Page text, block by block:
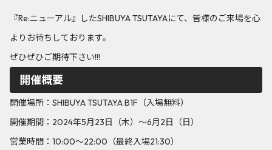
『Re:ニューアル』したSHIBUYA TSUTAYAにて、皆様のご来場を心
よりお待ちしております。
ぜひぜひご期待下さい!!!
開催概要
開催場所：SHIBUYA TSUTAYA B1F（入場無料）
開催期間：2024年5月23日（木）～6月2日（日）
営業時間：10:00〜22:00（最終入場21:30）